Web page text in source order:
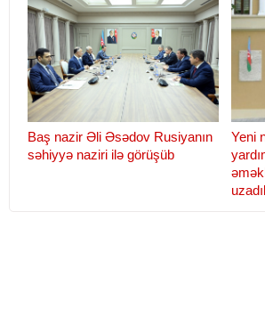
Baş nazir Əli Əsədov Rusiyanın
səhiyyə naziri ilə görüşüb
Yeni